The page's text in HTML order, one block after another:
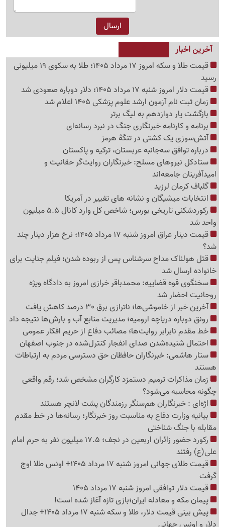
آخرین اخبار
قیمت طلا و سکه امروز 17 مرداد 1405؛ طلا به سکوی 19 میلیونی
رسید
قیمت دلار امروز شنبه 17 مرداد 1405؛ دلار دوباره صعودی شد
زمان ثبت نام آزمون ارشد علوم پزشکی 1405 اعلام شد
بازگشت یار دوازدهم به لیگ برتر
برنامه و کارنامه خبرنگاری جنگ در نبرد رسانه‌ای
آتش‌سوزی یک کشتی در تنگهٔ هرمز
درباره توافق سه‌جانبه عربستان، ترکیه و پاکستان
ستادکل نیروهای مسلح: خبرنگاران روایت‌گر حقانیت و
امیدآفرینان جامعه‌اند
گلباف کرمان لرزید
انتخابات میشیگان و نشانه های تغییر در آمریکا
رکوردشکنی تاریخی بورس؛ شاخص کل وارد کانال 5.5 میلیون
واحد شد
قیمت دینار عراق امروز شنبه 17 مرداد 1405؛ نرخ هزار دینار چند
شد؟
قتل هولناک مداح سرشناس پس از ربوده شدن؛ فیلم جنایت برای
خانواده ارسال شد
سخنگوی قوه قضاییه: محمدباقر خرازی امروز به دادگاه ویژه
روحانیت احضار شد
آخرین خبر از خاموشی‌ها؛ ناترازی برق 30 درصد کاهش یافت
رونق دوباره دریاچه ارومیه؛ مدیریت منابع آب و بارش‌ها نتیجه داد
خط مقدم نابرابر روایت‌ها؛ مصائب دفاع از حریم افکار عمومی
احتمال شنیده‌شدن صدای انفجار کنترل‌شده در جنوب اصفهان
ستار هاشمی: خبرنگاران حافظان حق دسترسی مردم به ارتباطات
هستند
زمان مذاکرات ترمیم دستمزد کارگران مشخص شد؛ رقم واقعی
چگونه محاسبه می‌شود؟
اژه‌ای : خبرنگاران هم‌سنگر رزمندگان پشت لانچر هستند
بیانیه وزارت دفاع به مناسبت روز خبرنگار؛ رسانه‌ها در خط مقدم
مقابله با جنگ شناختی
رکورد حضور زائران اربعین در نجف؛ 17.5 میلیون نفر به حرم امام
علی(ع) رفتند
قیمت طلای جهانی امروز شنبه 17 مرداد 1405+ اونس طلا اوج
گرفت
قیمت دلار توافقی امروز شنبه 17 مرداد 1405
پیمان مکه و معادله ایران؛بازی تازه آغاز شده است!
پیش ‌بینی قیمت دلار، طلا و سکه شنبه 17 مرداد 1405+ جدال